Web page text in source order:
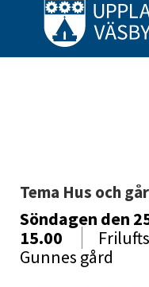
Tema Hus och
Söndagen den
15.00
Gunnes gård